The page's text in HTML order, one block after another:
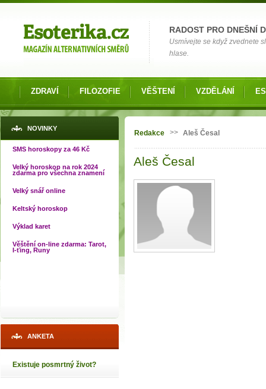
RADOST PRO DNEŠNÍ
Usmívejte se když zvednete
hlase.
ZDRAVÍ FILOZOFIE VĚŠTENÍ VZDĚLÁNÍ
NOVINKY
SMS horoskopy za 46 Kč
Velký horoskop na rok 2024
zdarma pro všechna znamení
Velký snář online
Keltský horoskop
Výklad karet
Věštění on-line zdarma: Tarot,
I-ťing, Runy
ANKETA
Existuje posmrtný život?
Jste zde
Redakce >> Aleš Česal
Aleš Česal